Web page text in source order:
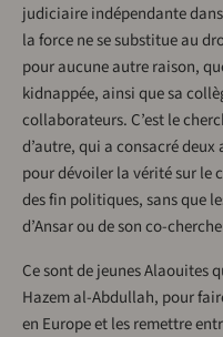
judiciaire indépendante
la force ne se substitue au
pour aucune autre raison,
kidnappée, ainsi que sa
collaborateurs. C’est le
d’autre, qui a consacré deux
pour dévoiler la vérité sur le
des fin politiques, sans que
d’Ansar ou de son co-
Ce sont de jeunes Alaouites
Hazem al-Abdullah, pour
en Europe et les remettre